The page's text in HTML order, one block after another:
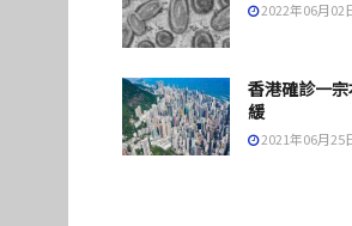
2022年06月02
香港確診一
緩
2021年06月25